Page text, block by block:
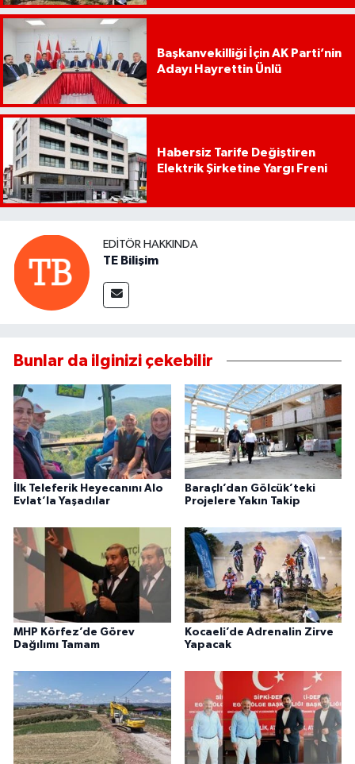
Başkanvekilliği İçin AK Parti’nin
Adayı Hayrettin Ünlü
Habersiz Tarife Değiştiren
Elektrik Şirketine Yargı Freni
EDITÖR HAKKINDA
TE Bilişim
Bunlar da ilginizi çekebilir
İlk Teleferik Heyecanını Alo
Evlat’la Yaşadılar
Baraçlı’dan Gölcük’teki
Projelere Yakın Takip
MHP Körfez’de Görev
Dağılımı Tamam
Kocaeli’de Adrenalin Zirve
Yapacak